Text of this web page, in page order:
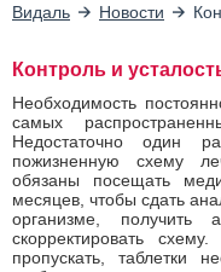
Видаль
Новости
Контроль и
Необходимость
самых
Недостаточно один
пожизненную схему
обязаны посещать
месяцев, чтобы сдать
организме, получить
скорректировать
пропускать, таблетки